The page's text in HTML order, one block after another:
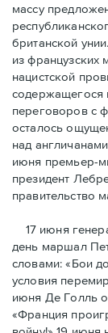
массу
британской
из французских
нацистской
содержащегося
переговоров с
осталось
над
июня премьер-
президент
правительство
17 июня
день маршал
словами: «Бои
условия
июня Де Голль
«Франция